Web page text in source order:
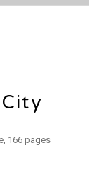
166 pages